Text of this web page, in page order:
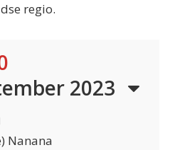
regio.
2023
Nanana